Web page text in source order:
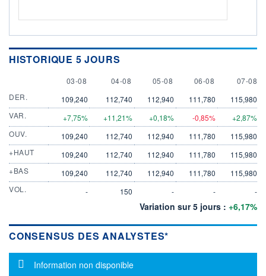
HISTORIQUE 5 JOURS
3 AUGUST
03-08 4 AUGUST
04-08 5 AUGUST
05-08 6 AUGUST
06-08 7
07-08
DER.
109,240 112,740 112,940 111,780
115,980
VAR.
+7,75% +11,21% +0,18% -0,85%
+2,87%
OUV.
109,240 112,740 112,940 111,780
115,980
+HAUT
109,240 112,740 112,940 111,780
115,980
+BAS
109,240 112,740 112,940 111,780
115,980
VOL.
- 150 - - -
Variation sur 5 jours : +6,17%
CONSENSUS DES ANALYSTES*
Message d'information
Information non disponible